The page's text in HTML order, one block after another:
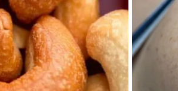
uči jednu veliku istinu:kada je srce
haosa koji sve blokira.
– granice, dostojanstvo i
u tome da dominira, već u tome da